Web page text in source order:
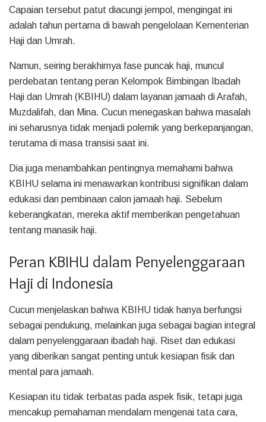
Capaian tersebut patut diacungi jempol, mengingat ini
adalah tahun pertama di bawah pengelolaan Kementerian
Haji dan Umrah.
Namun, seiring berakhirnya fase puncak haji, muncul
perdebatan tentang peran Kelompok Bimbingan Ibadah
Haji dan Umrah (KBIHU) dalam layanan jamaah di Arafah,
Muzdalifah, dan Mina. Cucun menegaskan bahwa masalah
ini seharusnya tidak menjadi polemik yang berkepanjangan,
terutama di masa transisi saat ini.
Dia juga menambahkan pentingnya memahami bahwa
KBIHU selama ini menawarkan kontribusi signifikan dalam
edukasi dan pembinaan calon jamaah haji. Sebelum
keberangkatan, mereka aktif memberikan pengetahuan
tentang manasik haji.
Peran KBIHU dalam Penyelenggaraan
Haji di Indonesia
Cucun menjelaskan bahwa KBIHU tidak hanya berfungsi
sebagai pendukung, melainkan juga sebagai bagian integral
dalam penyelenggaraan ibadah haji. Riset dan edukasi
yang diberikan sangat penting untuk kesiapan fisik dan
mental para jamaah.
Kesiapan itu tidak terbatas pada aspek fisik, tetapi juga
mencakup pemahaman mendalam mengenai tata cara,